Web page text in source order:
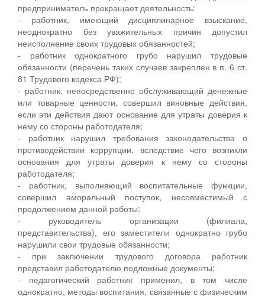
предприниматель прекращает деятельность:
- работник, имеющий дисциплинарное взыскание,
неоднократно без уважительных причин допустил
неисполнение своих трудовых обязанностей;
- работник однократного грубо нарушил трудовые
обязанности (перечень таких случаев закреплен в п. 6 ст.
81 Трудового кодекса РФ);
- работник, непосредственно обслуживающий денежные
или товарные ценности, совершил виновные действия,
если эти действия дают основание для утраты доверия к
нему со стороны работодателя;
- работник нарушил требования законодательства о
противодействии коррупции, вследствие чего возникли
основания для утраты доверия к нему со стороны
работодателя;
- работник, выполняющий воспитательные функции,
совершил аморальный поступок, несовместимый с
продолжением данной работы:
- руководитель организации (филиала,
представительства), его заместители однократно грубо
нарушили свои трудовые обязанности;
- при заключении трудового договора работник
представил работодателю подложные документы;
- педагогический работник применил, в том числе
однократно, методы воспитания, связанные с физическим